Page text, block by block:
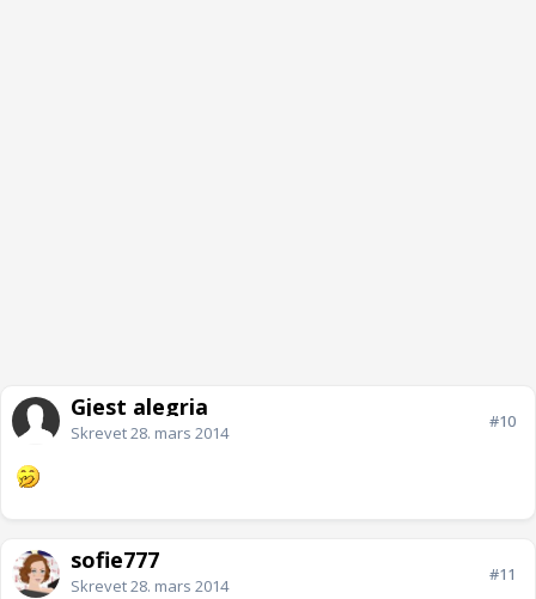
Gjest alegria
Skrevet28. mars 2014
#10
sofie777
Skrevet28. mars 2014
#11